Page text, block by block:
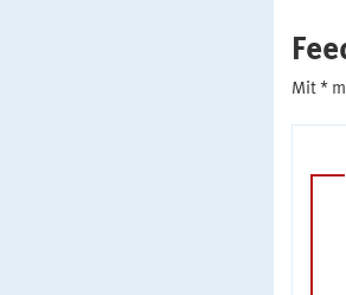
Mit *